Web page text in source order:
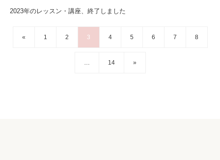
2023年のレッスン・講座、終了しました
« 1 2 3 4 5 6 7 8
… 14 »